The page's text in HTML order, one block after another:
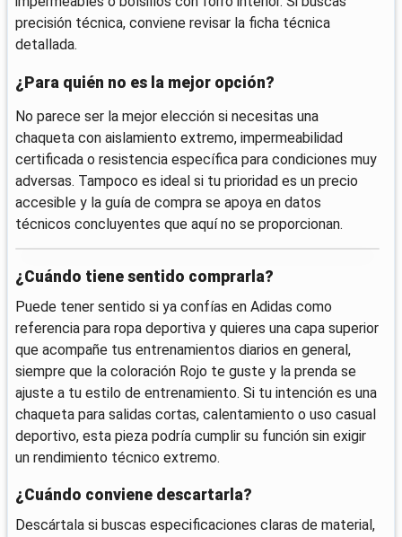
precisión técnica, conviene revisar la ficha técnica
detallada.
¿Para quién no es la mejor opción?
No parece ser la mejor elección si necesitas una
chaqueta con aislamiento extremo, impermeabilidad
certificada o resistencia específica para condiciones muy
adversas. Tampoco es ideal si tu prioridad es un precio
accesible y la guía de compra se apoya en datos
técnicos concluyentes que aquí no se proporcionan.
¿Cuándo tiene sentido comprarla?
Puede tener sentido si ya confías en Adidas como
referencia para ropa deportiva y quieres una capa superior
que acompañe tus entrenamientos diarios en general,
siempre que la coloración Rojo te guste y la prenda se
ajuste a tu estilo de entrenamiento. Si tu intención es una
chaqueta para salidas cortas, calentamiento o uso casual
deportivo, esta pieza podría cumplir su función sin exigir
un rendimiento técnico extremo.
¿Cuándo conviene descartarla?
Descártala si buscas especificaciones claras de material,